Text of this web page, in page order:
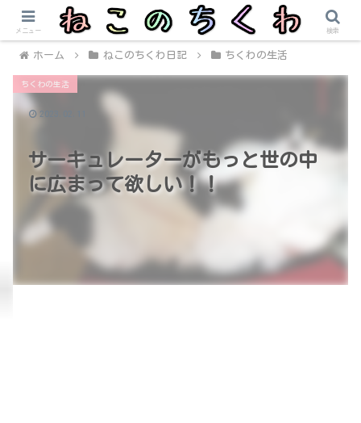
ホーム ねこのちくわ日記 ちくわの生活
サーキュレーターがもっと世の中
に広まって欲しい！！
ちくわの生活
2023.02.11
メニュー 検索